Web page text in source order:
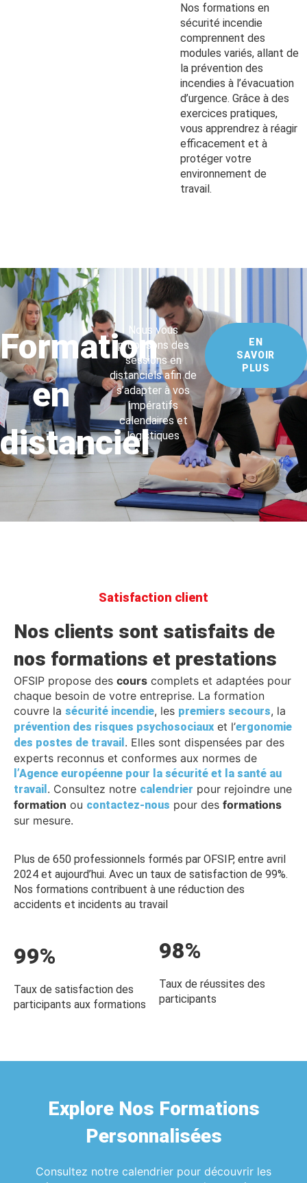
Nos formations en
sécurité incendie
comprennent des
modules variés, allant de
la prévention des
incendies à l’évacuation
d’urgence. Grâce à des
exercices pratiques,
vous apprendrez à réagir
efficacement et à
protéger votre
environnement de
travail.
Formation
en
distanciel
Nous vous
proposons des
sessions en
distanciels afin de
s’adapter à vos
impératifs
calendaires et
logistiques
EN
SAVOIR
PLUS
Satisfaction client
Nos clients sont satisfaits de
nos formations et prestations
OFSIP propose des cours complets et adaptées pour
chaque besoin de votre entreprise. La formation
couvre la sécurité incendie, les premiers secours, la
prévention des risques psychosociaux et l’ergonomie
des postes de travail . Elles sont dispensées par des
experts reconnus et conformes aux normes de
l’Agence européenne pour la sécurité et la santé au
travail . Consultez notre calendrier pour rejoindre une
formation ou contactez-nous pour des formations
sur mesure.
Plus de 650 professionnels formés par OFSIP, entre avril
2024 et aujourd’hui. Avec un taux de satisfaction de 99%.
Nos formations contribuent à une réduction des
accidents et incidents au travail
99%
Taux de satisfaction des
participants aux formations
98%
Taux de réussites des
participants
Explore Nos Formations
Personnalisées
Consultez notre calendrier pour découvrir les